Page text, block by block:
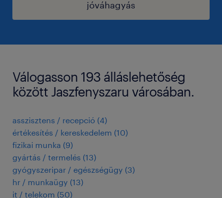
jóváhagyás
Válogasson 193 álláslehetőség
között Jaszfenyszaru városában.
asszisztens / recepció (4)
értékesítés / kereskedelem (10)
fizikai munka (9)
gyártás / termelés (13)
gyógyszeripar / egészségügy (3)
hr / munkaügy (13)
it / telekom (50)